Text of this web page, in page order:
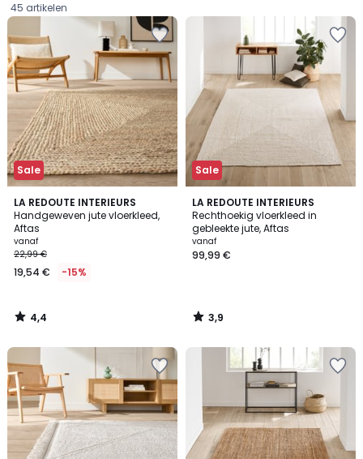
45 artikelen
Sale
LA REDOUTE INTERIEURS
Handgeweven jute vloerkleed,
Aftas
Prijs
vanaf
19,54
In
plaats
€
15%
korting
toegepast.
vanaf
22,99 €
19,54 € -15%
4,4
/ 5
4,4
/
Sale
LA REDOUTE INTERIEURS
Rechthoekig vloerkleed in
gebleekte jute, Aftas
vanaf
99,99 €
3,9
/ 5
3,9
/